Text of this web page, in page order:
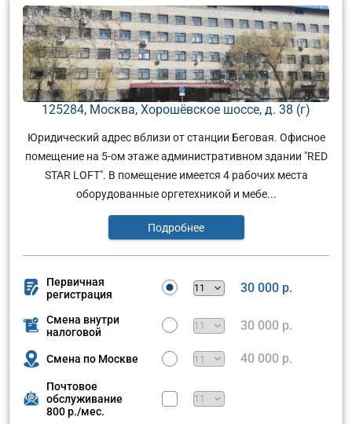
125284, Москва, Хорошёвское шоссе, д. 38 (г)
Юридический адрес вблизи от станции Беговая. Офисное
помещение на 5-ом этаже административном здании "RED
STAR LOFT". В помещение имеется 4 рабочих места
оборудованные оргетехникой и мебе...
Подробнее
Первичная
регистрация
30 000 р.
Смена внутри
налоговой
30 000 р.
Смена по Москве 40 000 р.
Почтовое
обслуживание
800 р./мес.